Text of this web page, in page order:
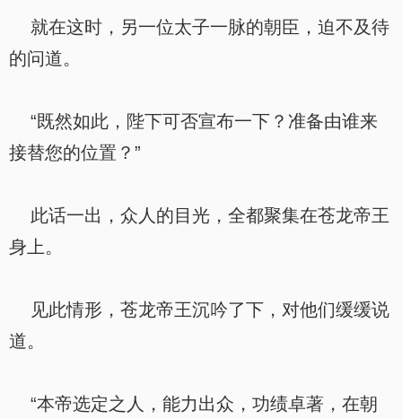
就在这时，另一位太子一脉的朝臣，迫不及待
的问道。
“既然如此，陛下可否宣布一下？准备由谁来
接替您的位置？”
此话一出，众人的目光，全都聚集在苍龙帝王
身上。
见此情形，苍龙帝王沉吟了下，对他们缓缓说
道。
“本帝选定之人，能力出众，功绩卓著，在朝